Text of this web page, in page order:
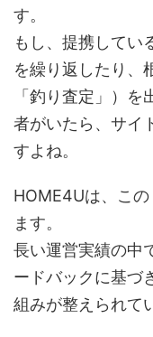
す。
もし、提携してい
を繰り返したり、
「釣り査定」）
者がいたら、サイ
すよね。
HOME4Uは、こ
ます。
長い運営実績の中
ードバックに基づ
組みが整えられて